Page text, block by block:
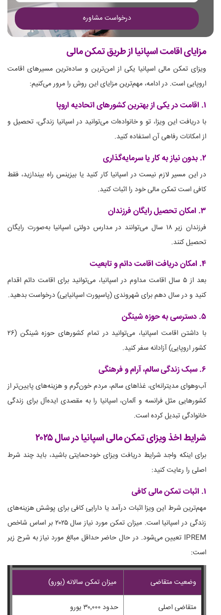
درخواست مشاوره
مزایای اقامت اسپانیا از طریق تمکن مالی
ویزای تمکن مالی اسپانیا یکی از امن‌ترین و ساده‌ترین مسیرهای اقامت
اروپایی است. در ادامه، مهم‌ترین مزایای این روش را مرور می‌کنیم:
۱. اقامت در یکی از بهترین کشورهای اتحادیه اروپا
با دریافت این ویزا، تو و خانواده‌ات می‌توانید در اسپانیا زندگی، تحصیل و
از امکانات رفاهی آن استفاده کنید.
۲. بدون نیاز به کار یا سرمایه‌گذاری
در این مسیر لازم نیست در اسپانیا کار کنید یا بیزینس راه بیندازید، فقط
کافی است تمکن مالی خود را اثبات کنید.
۳. امکان تحصیل رایگان فرزندان
فرزندان زیر ۱۸ سال می‌توانند در مدارس دولتی اسپانیا به‌صورت رایگان
تحصیل کنند.
۴. امکان دریافت اقامت دائم و تابعیت
بعد از ۵ سال اقامت مداوم در اسپانیا، می‌توانید برای اقامت دائم اقدام
کنید و در سال دهم برای شهروندی (پاسپورت اسپانیایی) درخواست بدهید.
۵. دسترسی به حوزه شینگن
با داشتن اقامت اسپانیا، می‌توانید در تمام کشورهای حوزه شینگن (۲۶
کشور اروپایی) آزادانه سفر کنید.
۶. سبک زندگی سالم، آرام و فرهنگی
آب‌و‌هوای مدیترانه‌ای، غذاهای سالم، مردم خون‌گرم و هزینه‌های پایین‌تر از
کشورهایی مثل فرانسه و آلمان، اسپانیا را به مقصدی ایده‌آل برای زندگی
خانوادگی تبدیل کرده است.
شرایط اخذ ویزای تمکن مالی اسپانیا در سال ۲۰۲۵
برای اینکه واجد شرایط دریافت ویزای خودحمایتی باشید، باید چند شرط
اصلی را رعایت کنید:
۱. اثبات تمکن مالی کافی
مهم‌ترین شرط این ویزا اثبات درآمد یا دارایی کافی برای پوشش هزینه‌های
زندگی در اسپانیا است. میزان تمکن مورد نیاز سال ۲۰۲۵ بر اساس شاخص
IPREM تعیین می‌شود. در حال حاضر حداقل مبالغ مورد نیاز به شرح زیر
است:
وضعیت متقاضی میزان تمکن سالانه (یورو)
متقاضی اصلی حدود ۳۰٬۰۰۰ یورو